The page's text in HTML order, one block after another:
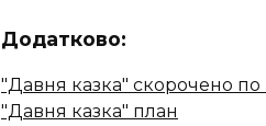
Додатково:
"Давня казка" скорочено по
"Давня казка" план